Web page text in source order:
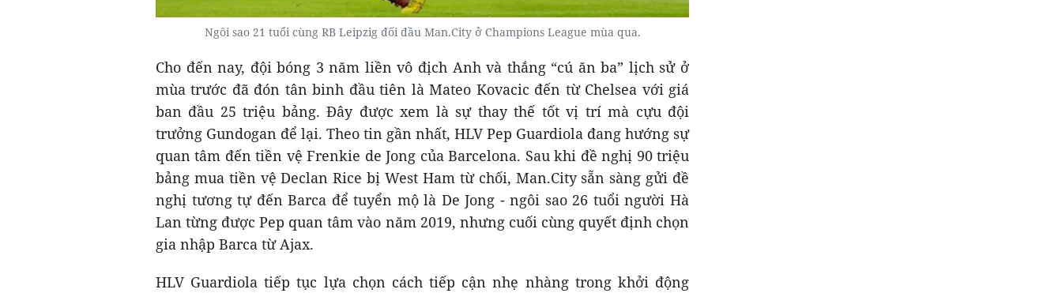
Ngôi sao 21 tuổi cùng RB Leipzig đối đầu Man.City ở Champions League mùa qua.
Cho đến nay, đội bóng 3 năm liền vô địch Anh và thắng “cú ăn ba” lịch sử ở
mùa trước đã đón tân binh đầu tiên là Mateo Kovacic đến từ Chelsea với giá
ban đầu 25 triệu bảng. Đây được xem là sự thay thế tốt vị trí mà cựu đội
trưởng Gundogan để lại. Theo tin gần nhất, HLV Pep Guardiola đang hướng sự
quan tâm đến tiền vệ Frenkie de Jong của Barcelona. Sau khi đề nghị 90 triệu
bảng mua tiền vệ Declan Rice bị West Ham từ chối, Man.City sẵn sàng gửi đề
nghị tương tự đến Barca để tuyển mộ là De Jong - ngôi sao 26 tuổi người Hà
Lan từng được Pep quan tâm vào năm 2019, nhưng cuối cùng quyết định chọn
gia nhập Barca từ Ajax.
HLV Guardiola tiếp tục lựa chọn cách tiếp cận nhẹ nhàng trong khởi động